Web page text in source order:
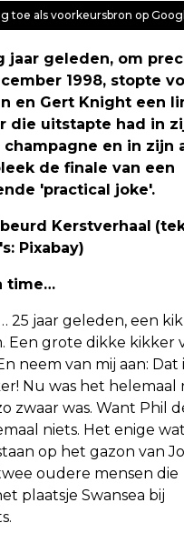
toe als voorkeursbron op
jaar geleden, om
1998, stopte
en Gert Knight een
die uitstapte had in
champagne en in zijn
de finale van een
'practical joke'.
Kerstverhaal
Pixabay)
time…
25 jaar geleden, een
Een grote dikke kikker
neem van mij aan: Dat
Nu was het helemaal
zwaar was. Want Phil
niets. Het enige
op het gazon van
oudere mensen die
plaatsje Swansea bij